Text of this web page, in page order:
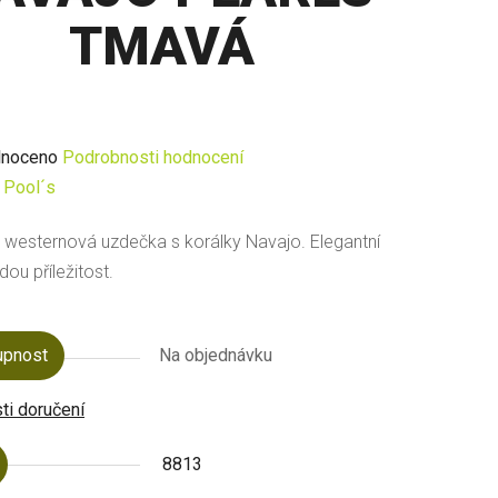
TMAVÁ
Podrobnosti hodnocení
Pool´s
westernová uzdečka s korálky Navajo. Elegantní
příležitost.
Na objednávku
doručení
8813